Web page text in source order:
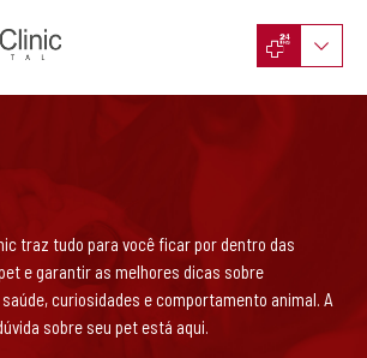
traz tudo para você ficar por dentro das
e garantir as melhores dicas sobre
curiosidades e comportamento animal. A
sobre seu pet está aqui.